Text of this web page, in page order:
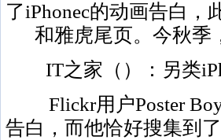
了iPhonec的动画告白，
和雅虎尾页。今秋季
IT之家（）：另类
Flickr用户Poster Boy
告白，而他恰好搜集到